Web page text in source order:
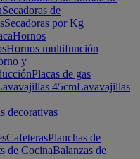
Secadoras de
Secadoras por Kg
Hornos
Hornos multifunción
y
Placas de gas
45cmLavavajillas
decorativas
CafeterasPlanchas de
de CocinaBalanzas de